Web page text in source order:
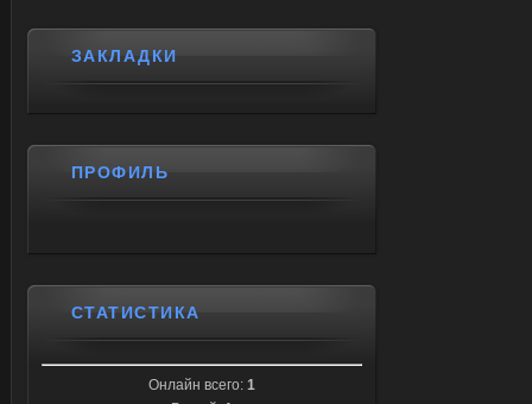
ЗАКЛАДКИ
ПРОФИЛЬ
СТАТИСТИКА
Онлайн всего: 1